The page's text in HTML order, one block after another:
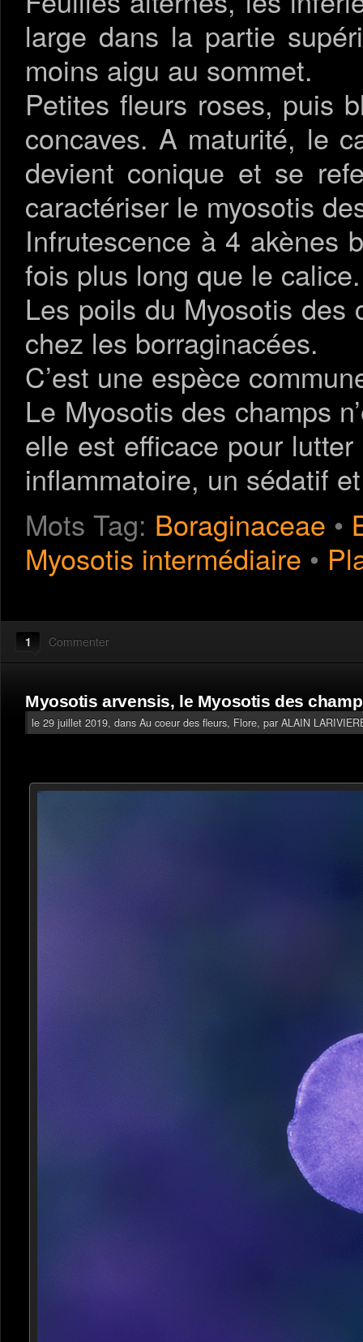
large dans la partie
moins aigu au sommet.
Petites fleurs roses, puis
concaves. A maturité, le
devient conique et se
caractériser le myosotis
Infrutescence à 4 akènes
fois plus long que le calice.
Les poils du Myosotis des
chez les borraginacées.
C’est une espèce
Le Myosotis des champs
elle est efficace pour
inflammatoire, un sédatif
Mots Tag: Boraginaceae •
Myosotis intermédiaire •
1 Commenter
Myosotis arvensis, le Myosotis des
le 29 juillet 2019, dans Au coeur des fleurs, Flore, par ALAIN